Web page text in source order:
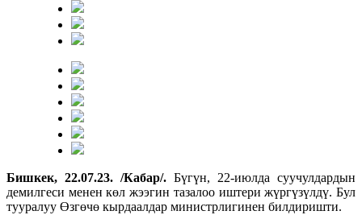
Бишкек, 22.07.23. /Кабар/. Бүгүн, 22-июлда суучулдардын
демилгеси менен көл жээгин тазалоо иштери жүргүзүлдү. Бул
тууралуу Өзгөчө кырдаалдар министрлигинен билдиришти.